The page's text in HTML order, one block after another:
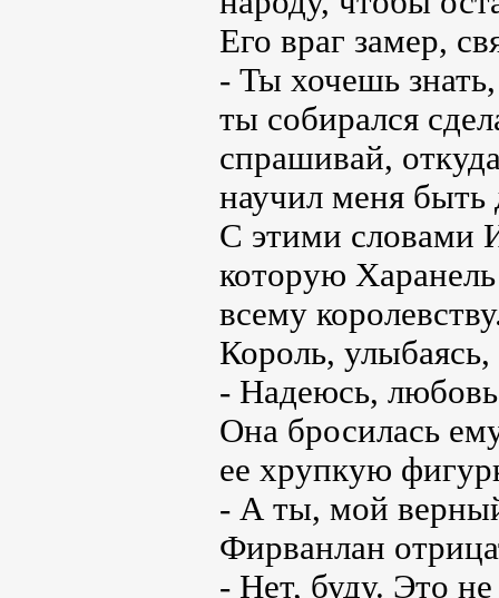
Его враг замер,
- Ты хочешь
ты собирался
спрашивай,
научил меня
С этими словами
которую
всему
Король, улыбаясь,
- Надеюсь, любовь
Она бросилась
ее хрупкую
- А ты, мой
Фирванлан
- Нет, буду. Это